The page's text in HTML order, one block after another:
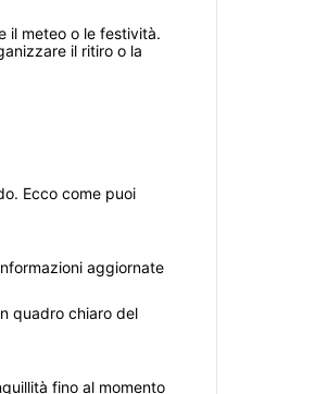
il meteo o le festività.
il ritiro o la
Ecco come puoi
aggiornate
quadro chiaro del
fino al momento